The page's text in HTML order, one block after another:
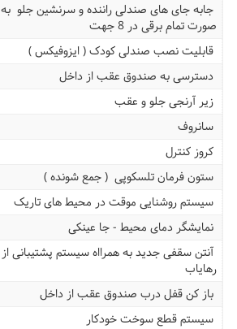
جابه جای های صندلی راننده و سرنشین جلو به
صورت تمام برقی در 8 جهت
قابلیت نصب صندلی کودک ( ایزوفیکس )
دسترسی به صندوق عقب از داخل
زیر آرنجی جلو و عقب
سانروف
کروز کنترل
ستون فرمان تلسکوپی ( جمع شونده )
سیستم روشنایی موقت در محیط های تاریک
نمایشگر دمای محیط - جا عینکی
آنتن سقفی جدید به همرااه سیستم پشتیبانی از
رهایاب
باز کن قفل درب صندوق عقب از داخل
سیستم قطع سوخت خودکار